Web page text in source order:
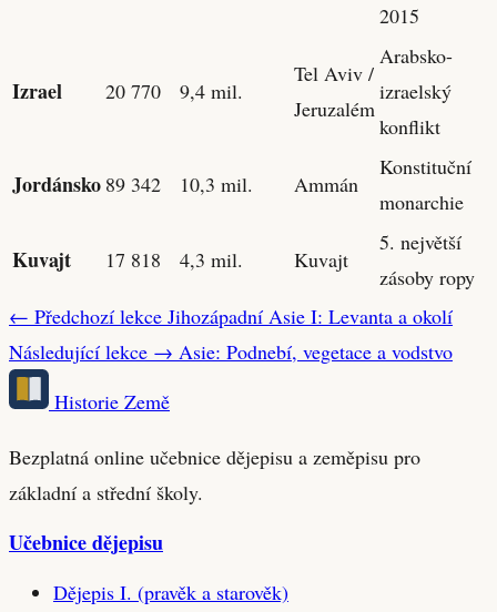
2015
Izrael 20 770 9,4 mil.
Tel Aviv /
Jeruzalém
Arabsko-
izraelský
konflikt
Jordánsko 89 342 10,3 mil. Ammán
Konstituční
monarchie
Kuvajt 17 818 4,3 mil. Kuvajt
5. největší
zásoby ropy
← Předchozí lekce Jihozápadní Asie I: Levanta a okolí
Následující lekce → Asie: Podnebí, vegetace a vodstvo
Historie Země
Bezplatná online učebnice dějepisu a zeměpisu pro
základní a střední školy.
Učebnice dějepisu
Dějepis I. (pravěk a starověk)